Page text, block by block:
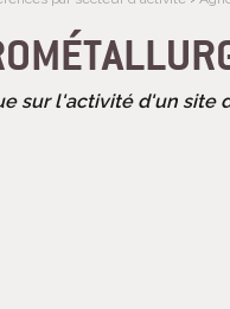
sur l'activité d'un site